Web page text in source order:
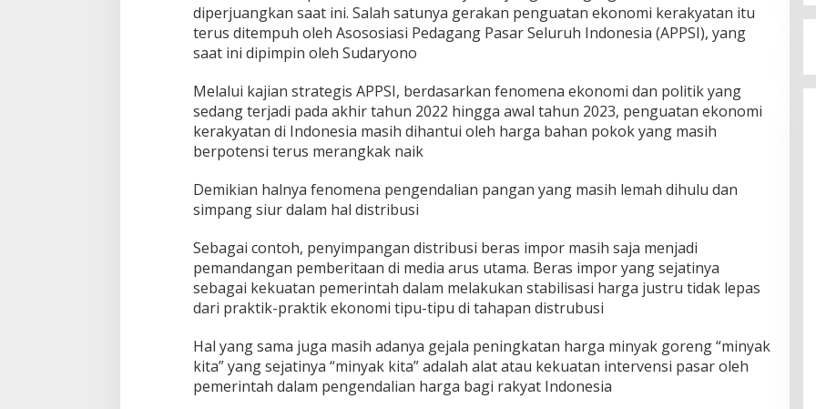
diperjuangkan saat ini. Salah satunya gerakan penguatan ekonomi kerakyatan itu
terus ditempuh oleh Asososiasi Pedagang Pasar Seluruh Indonesia (APPSI), yang
saat ini dipimpin oleh Sudaryono
Melalui kajian strategis APPSI, berdasarkan fenomena ekonomi dan politik yang
sedang terjadi pada akhir tahun 2022 hingga awal tahun 2023, penguatan ekonomi
kerakyatan di Indonesia masih dihantui oleh harga bahan pokok yang masih
berpotensi terus merangkak naik
Demikian halnya fenomena pengendalian pangan yang masih lemah dihulu dan
simpang siur dalam hal distribusi
Sebagai contoh, penyimpangan distribusi beras impor masih saja menjadi
pemandangan pemberitaan di media arus utama. Beras impor yang sejatinya
sebagai kekuatan pemerintah dalam melakukan stabilisasi harga justru tidak lepas
dari praktik-praktik ekonomi tipu-tipu di tahapan distrubusi
Hal yang sama juga masih adanya gejala peningkatan harga minyak goreng “minyak
kita” yang sejatinya “minyak kita” adalah alat atau kekuatan intervensi pasar oleh
pemerintah dalam pengendalian harga bagi rakyat Indonesia